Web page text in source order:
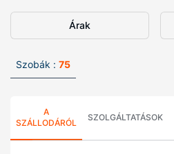
Árak
Szobák : 75
A
SZÁLLODÁRÓL
SZOLGÁLTATÁSOK